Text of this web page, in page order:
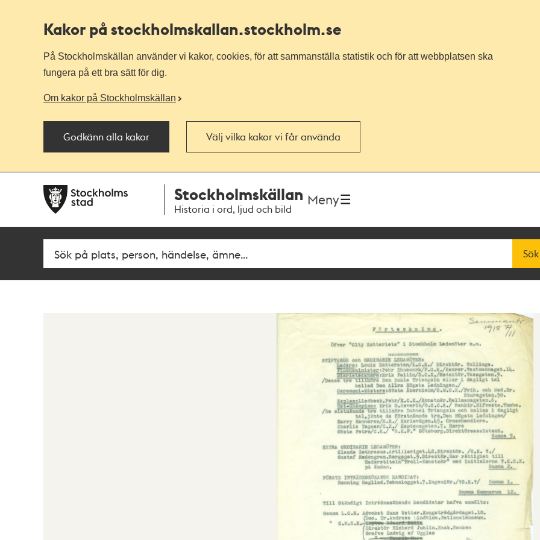
Kakor på stockholmskallan.stockholm.se
På Stockholmskällan använder vi kakor, cookies, för att sammanställa statistik och för att webbplatsen ska
fungera på ett bra sätt för dig.
Om kakor på Stockholmskällan
Godkänn alla kakor Välj vilka kakor vi får använda
navigationen
huvudinnehållet
Stockholmskällan
Historia i ord, ljud och bild
Meny
Fritextsök Sök